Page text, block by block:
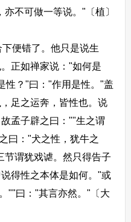
不可做一等说。"〔植〕
便错了。他只是说生
正如禅家说："如何是
性？"曰："作用是性。"盖
足之运奔，皆性也。说
孟子辟之曰：""生之谓
曰："犬之性，犹牛之
节谓犹戏谑。然只得告子
得性之本体是如何。"或
""曰："其言亦然。"〔大